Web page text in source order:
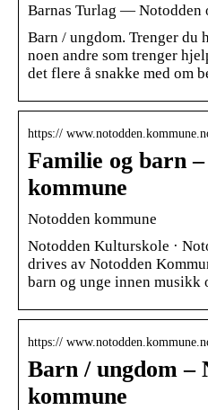
Barnas Turlag — Notodden
Barn / ungdom. Trenger du
noen andre som trenger
det flere å snakke med om
https://
Familie og barn
kommune
Notodden kommune
Notodden Kulturskole ·
drives av Notodden
barn og unge innen musikk
https://
Barn / ungdom –
kommune